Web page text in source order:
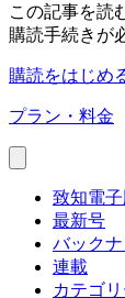
この記事を読
購読手続きが
購読をはじめ
プラン・料金
致知電
最新号
バック
連載
カテゴ